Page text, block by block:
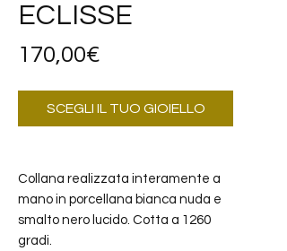
ECLISSE
170,00€
SCEGLI IL TUO GIOIELLO
Collana realizzata interamente a
mano in porcellana bianca nuda e
smalto nero lucido. Cotta a 1260
gradi.